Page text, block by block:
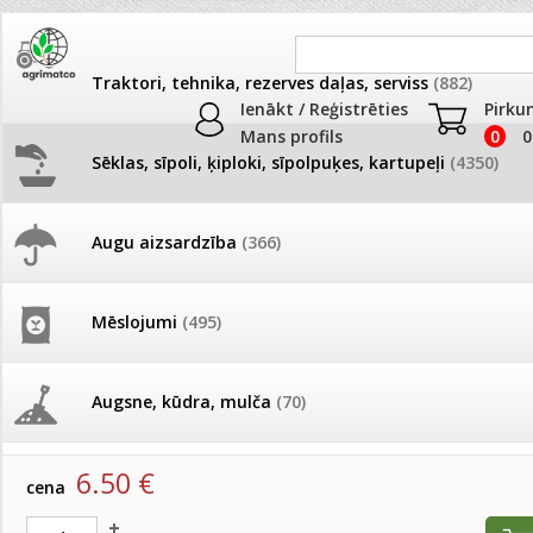
Ienākt / Reģistrēties
Mans profils
0
Traktori, tehnika, rezerves daļas, serviss (882)
Sēklas, sīpoli, ķiploki, sīpolpuķes, kartupeļi (4350)
Augu aizsardzība (366)
Mēslojumi (495)
Augsne, kūdra, mulča (70)
Podi un kasetes
JAUNUMI
Pašlasīšanas vietu katalogs
26.05. Vebinārs - Kā ierobežot
gliemežus piemājas dārzā un
Darba laiks Līgo svētkos
Ūdens piemērotības noteikšana
AKCIJAS
frēze + mulčieris +
AKCIJAS komplekts -
Samtenes
Produkti »Sēklas, sīpoli, ķiploki, sīpolpuķes, kartupeļi
Samtenes
Samtenes Super Hero Yellow bee 500 s(B, MS)
artikuls:
cena 6.50 €